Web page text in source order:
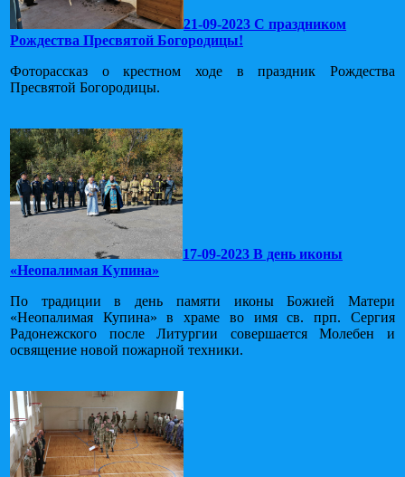
21-09-2023 С праздником
Рождества Пресвятой Богородицы!
Фоторассказ о крестном ходе в праздник Рождества
Пресвятой Богородицы.
17-09-2023 В день иконы
«Неопалимая Купина»
По традиции в день памяти иконы Божией Матери
«Неопалимая Купина» в храме во имя св. прп. Сергия
Радонежского после Литургии совершается Молебен и
освящение новой пожарной техники.